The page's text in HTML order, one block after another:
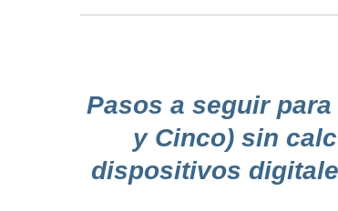
Pasos a seguir
y Cinco) sin
dispositivos